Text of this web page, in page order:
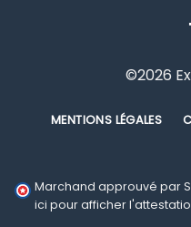
©2026
MENTIONS LÉGALES
Marchand approuvé par
ici pour afficher